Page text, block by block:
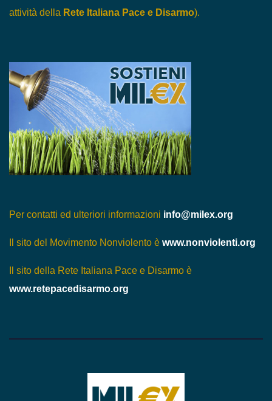
attività della Rete Italiana Pace e Disarmo).
Per contatti ed ulteriori informazioni info@milex.org
Il sito del Movimento Nonviolento è www.nonviolenti.org
Il sito della Rete Italiana Pace e Disarmo è
www.retepacedisarmo.org